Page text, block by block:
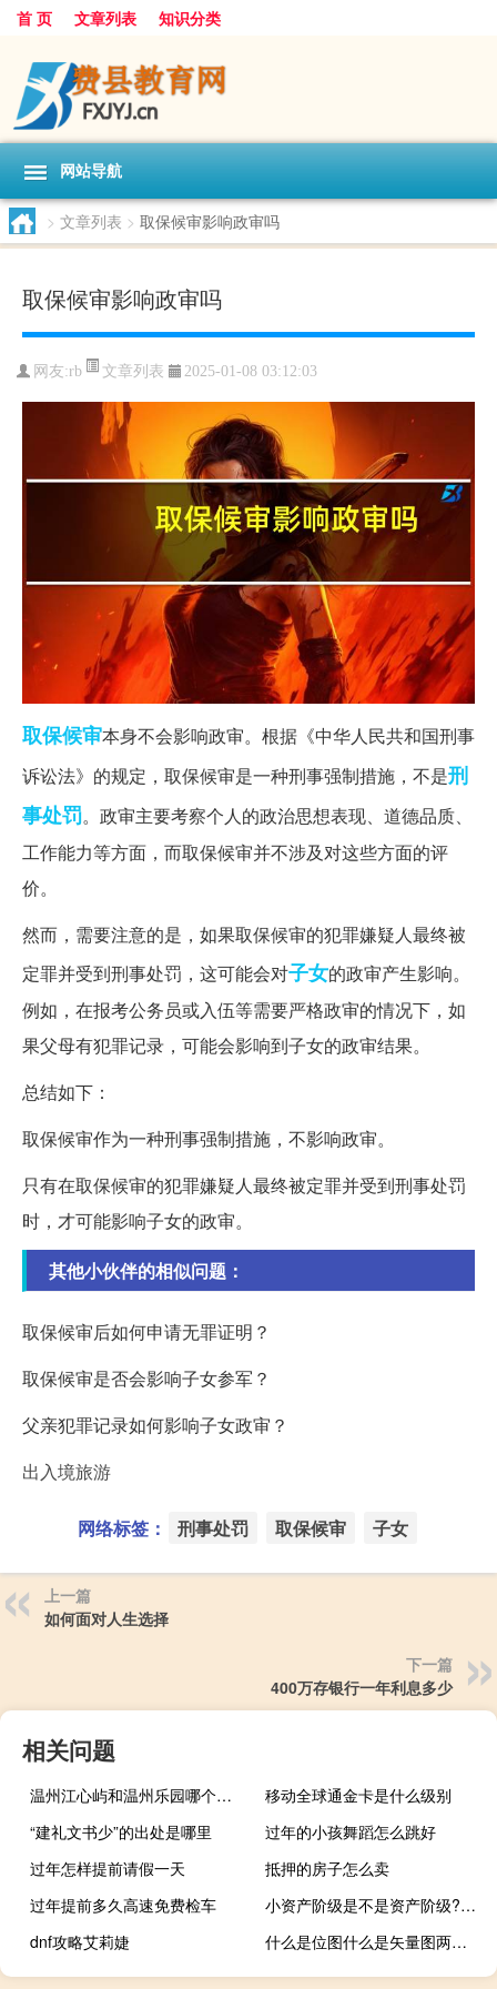
首 页 文章列表 知识分类
网站导航
> 文章列表 > 取保候审影响政审吗
取保候审影响政审吗
网友:rb 文章列表 2025-01-08 03:12:03
取保候审本身不会影响政审。根据《中华人民共和国刑事
诉讼法》的规定，取保候审是一种刑事强制措施，不是刑
事处罚。政审主要考察个人的政治思想表现、道德品质、
工作能力等方面，而取保候审并不涉及对这些方面的评
价。
然而，需要注意的是，如果取保候审的犯罪嫌疑人最终被
定罪并受到刑事处罚，这可能会对子女的政审产生影响。
例如，在报考公务员或入伍等需要严格政审的情况下，如
果父母有犯罪记录，可能会影响到子女的政审结果。
总结如下：
取保候审作为一种刑事强制措施，不影响政审。
只有在取保候审的犯罪嫌疑人最终被定罪并受到刑事处罚
时，才可能影响子女的政审。
其他小伙伴的相似问题：
取保候审后如何申请无罪证明？
取保候审是否会影响子女参军？
父亲犯罪记录如何影响子女政审？
出入境旅游
网络标签： 刑事处罚 取保候审 子女
上一篇
如何面对人生选择
下一篇
400万存银行一年利息多少
相关问题
温州江心屿和温州乐园哪个好玩
移动全球通金卡是什么级别
“建礼文书少”的出处是哪里
过年的小孩舞蹈怎么跳好
过年怎样提前请假一天
抵押的房子怎么卖
过年提前多久高速免费检车
小资产阶级是不是资产阶级?（什么叫小资产阶级）
dnf攻略艾莉婕
什么是位图什么是矢量图两者主要的区别是什么